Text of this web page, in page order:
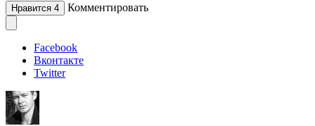
Нравится 4 Комментировать
Facebook
Вконтакте
Twitter